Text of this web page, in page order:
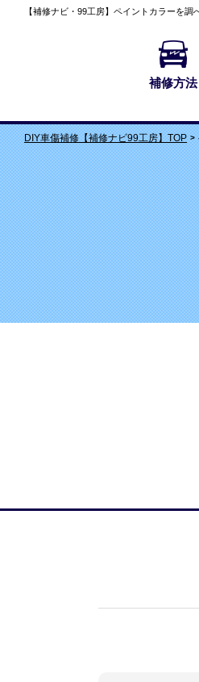
【補修ナビ・99工房】 ペイントカラーを調
補修方法
DIY車傷補修【補修ナビ99工房】TOP